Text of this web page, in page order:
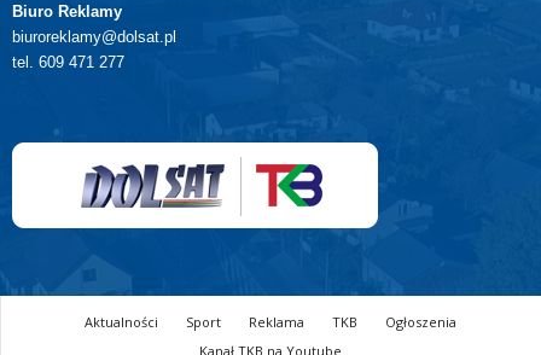
Biuro Reklamy
biuroreklamy@dolsat.pl
tel. 609 471 277
Aktualności Sport Reklama TKB
Ogłoszenia
Kanał TKB na Youtube